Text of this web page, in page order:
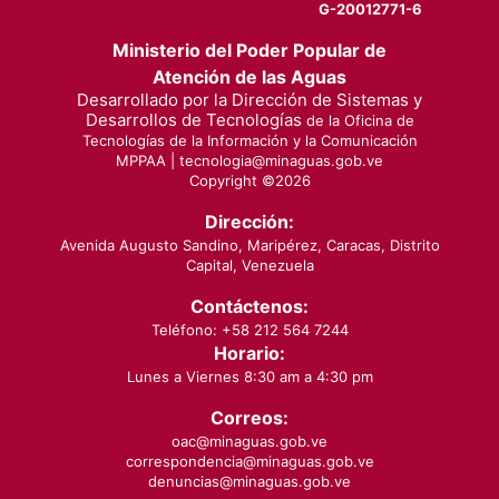
G-20012771-6
Ministerio del Poder Popular de
Atención de las Aguas
Desarrollado por la Dirección de Sistemas y
Desarrollos de Tecnologías de la Oficina de
Tecnologías de la Información y la Comunicación
MPPAA | tecnologia@minaguas.gob.ve
Copyright ©2026
Dirección:
Avenida Augusto Sandino, Maripérez, Caracas, Distrito
Capital, Venezuela
Contáctenos:
Teléfono: +58 212 564 7244
Horario:
Lunes a Viernes 8:30 am a 4:30 pm
Correos:
oac@minaguas.gob.ve
correspondencia@minaguas.gob.ve
denuncias@minaguas.gob.ve